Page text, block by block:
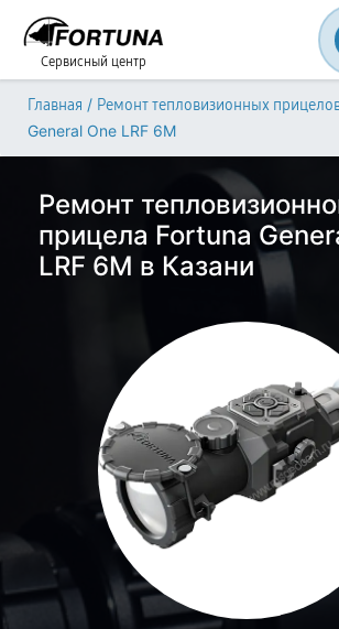
Сервисный центр
Главная / Ремонт тепловизионных
General One LRF 6M
Ремонт
прицела Fortuna
LRF 6M в Казани